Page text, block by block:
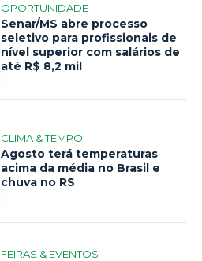
OPORTUNIDADE
Senar/MS abre processo
seletivo para profissionais de
nível superior com salários de
até R$ 8,2 mil
CLIMA & TEMPO
Agosto terá temperaturas
acima da média no Brasil e
chuva no RS
FEIRAS & EVENTOS